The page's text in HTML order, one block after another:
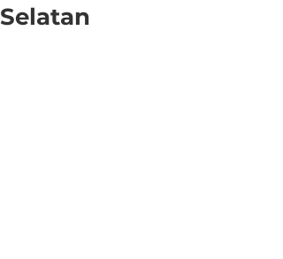
Selatan